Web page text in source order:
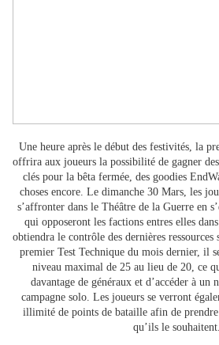
Une heure après le début des festivités, la
offrira aux joueurs la possibilité de gagner
clés pour la bêta fermée, des goodies
choses encore. Le dimanche 30 Mars, les
s’affronter dans le Théâtre de la Guerre en
qui opposeront les factions entres elles
obtiendra le contrôle des dernières
premier Test Technique du mois dernier, il
niveau maximal de 25 au lieu de 20, ce
davantage de généraux et d’accéder à un
campagne solo. Les joueurs se verront
illimité de points de bataille afin de
qu’ils le souhaitent.